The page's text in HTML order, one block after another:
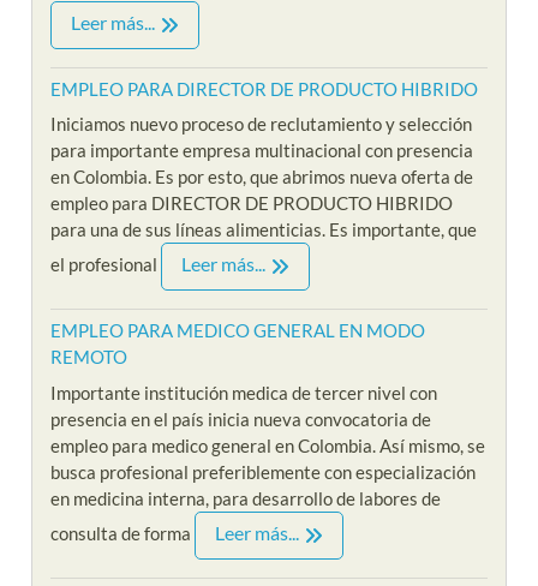
Leer más...
EMPLEO PARA DIRECTOR DE PRODUCTO HIBRIDO
Iniciamos nuevo proceso de reclutamiento y selección
para importante empresa multinacional con presencia
en Colombia. Es por esto, que abrimos nueva oferta de
empleo para DIRECTOR DE PRODUCTO HIBRIDO
para una de sus líneas alimenticias. Es importante, que
el profesional
Leer más...
EMPLEO PARA MEDICO GENERAL EN MODO
REMOTO
Importante institución medica de tercer nivel con
presencia en el país inicia nueva convocatoria de
empleo para medico general en Colombia. Así mismo, se
busca profesional preferiblemente con especialización
en medicina interna, para desarrollo de labores de
consulta de forma
Leer más...